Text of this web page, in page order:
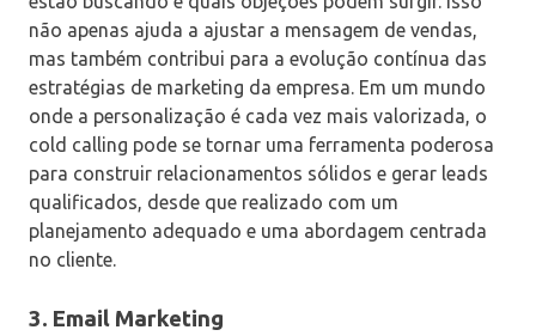
não apenas ajuda a ajustar a mensagem de vendas,
mas também contribui para a evolução contínua das
estratégias de marketing da empresa. Em um mundo
onde a personalização é cada vez mais valorizada, o
cold calling pode se tornar uma ferramenta poderosa
para construir relacionamentos sólidos e gerar leads
qualificados, desde que realizado com um
planejamento adequado e uma abordagem centrada
no cliente.
3. Email Marketing